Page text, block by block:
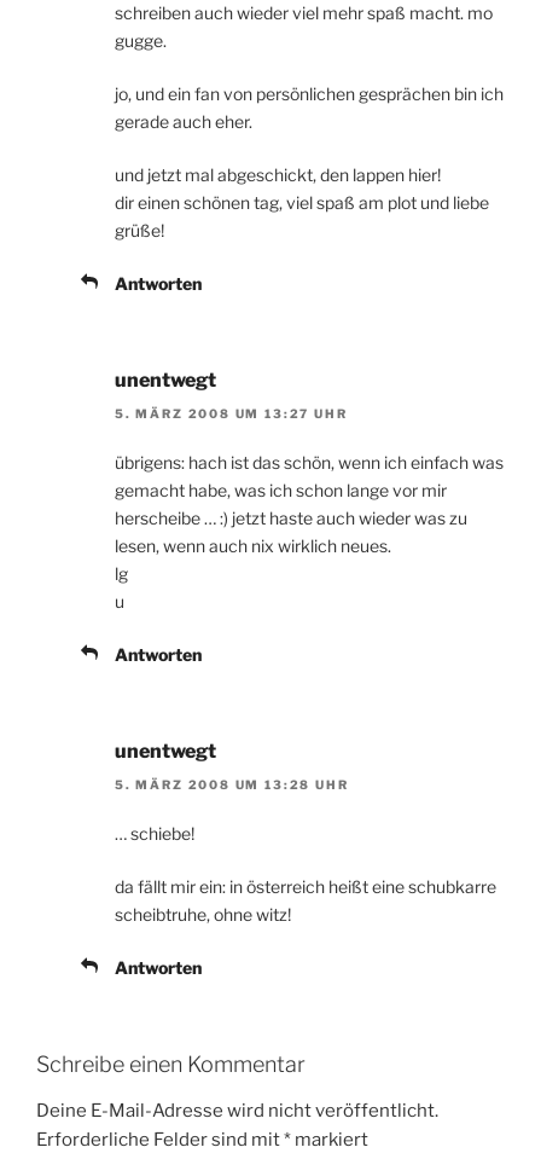
schreiben auch wieder viel mehr spaß macht. mo
gugge.
jo, und ein fan von persönlichen gesprächen bin ich
gerade auch eher.
und jetzt mal abgeschickt, den lappen hier!
dir einen schönen tag, viel spaß am plot und liebe
grüße!
Antworten
unentwegt
5. MÄRZ 2008 UM 13:27 UHR
übrigens: hach ist das schön, wenn ich einfach was
gemacht habe, was ich schon lange vor mir
herscheibe … :) jetzt haste auch wieder was zu
lesen, wenn auch nix wirklich neues.
lg
u
Antworten
unentwegt
5. MÄRZ 2008 UM 13:28 UHR
… schiebe!
da fällt mir ein: in österreich heißt eine schubkarre
scheibtruhe, ohne witz!
Antworten
Schreibe einen Kommentar
Deine E-Mail-Adresse wird nicht veröffentlicht.
Erforderliche Felder sind mit* markiert